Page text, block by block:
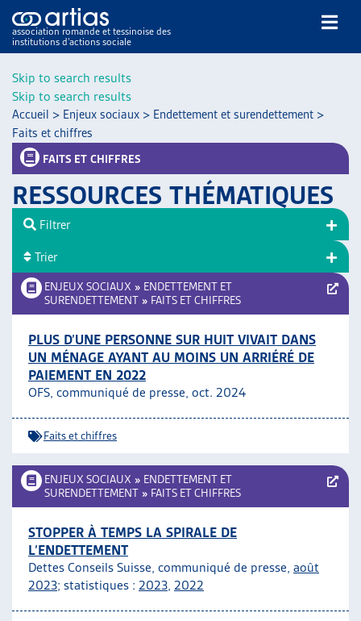
Skip to search results
Skip to search results
association romande et tessinoise des
institutions d’actions sociale
NOS PUBLICATIONS
ARTICLES
VEILLE
RESSOURCES
THÉMATIQUES
AUTRES
ARTIAS
L’ASSOCIATION
PROJETS ET ACTIVITÉS
JOURNÉES D’AUTOMNE
Accueil > Enjeux sociaux > Endettement et surendettement >
Faits et chiffres
FAITS ET CHIFFRES
RESSOURCES THÉMATIQUES
ENJEUX SOCIAUX » ENDETTEMENT ET
SURENDETTEMENT » FAITS ET CHIFFRES
PLUS D’UNE PERSONNE SUR HUIT VIVAIT DANS
UN MÉNAGE AYANT AU MOINS UN ARRIÉRÉ DE
PAIEMENT EN 2022
OFS, communiqué de presse, oct. 2024
Faits et chiffres
ENJEUX SOCIAUX » ENDETTEMENT ET
SURENDETTEMENT » FAITS ET CHIFFRES
STOPPER À TEMPS LA SPIRALE DE
L’ENDETTEMENT
Dettes Conseils Suisse, communiqué de presse, août
2023; statistiques : 2023, 2022
Filtrer
Trier